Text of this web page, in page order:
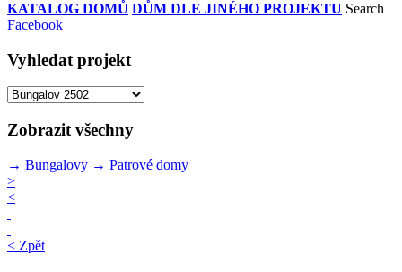
KATALOG DOMŮ DŮM DLE JINÉHO PROJEKTU Search
Facebook
Vyhledat projekt
Zobrazit všechny
→ Bungalovy → Patrové domy
>
<
< Zpět